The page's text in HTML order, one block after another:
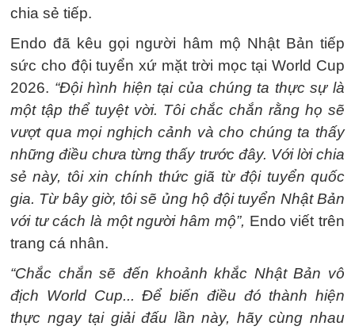
chia sẻ tiếp.
Endo đã kêu gọi người hâm mộ Nhật Bản tiếp
sức cho đội tuyển xứ mặt trời mọc tại World Cup
2026. “Đội hình hiện tại của chúng ta thực sự là
một tập thể tuyệt vời. Tôi chắc chắn rằng họ sẽ
vượt qua mọi nghịch cảnh và cho chúng ta thấy
những điều chưa từng thấy trước đây. Với lời chia
sẻ này, tôi xin chính thức giã từ đội tuyển quốc
gia. Từ bây giờ, tôi sẽ ủng hộ đội tuyển Nhật Bản
với tư cách là một người hâm mộ”, Endo viết trên
trang cá nhân.
“Chắc chắn sẽ đến khoảnh khắc Nhật Bản vô
địch World Cup... Để biến điều đó thành hiện
thực ngay tại giải đấu lần này, hãy cùng nhau